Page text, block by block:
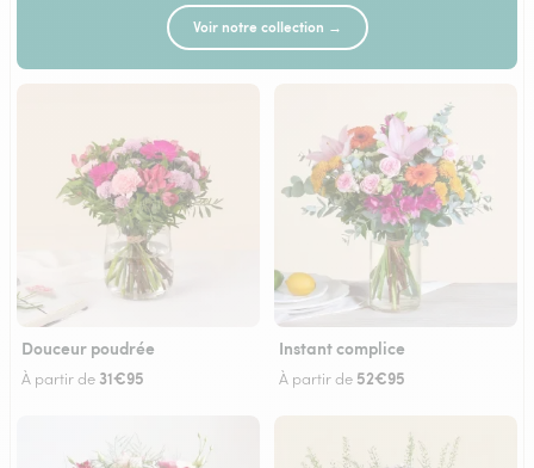
Voir notre collection →
Douceur poudrée
À partir de 31€95
Instant complice
À partir de 52€95